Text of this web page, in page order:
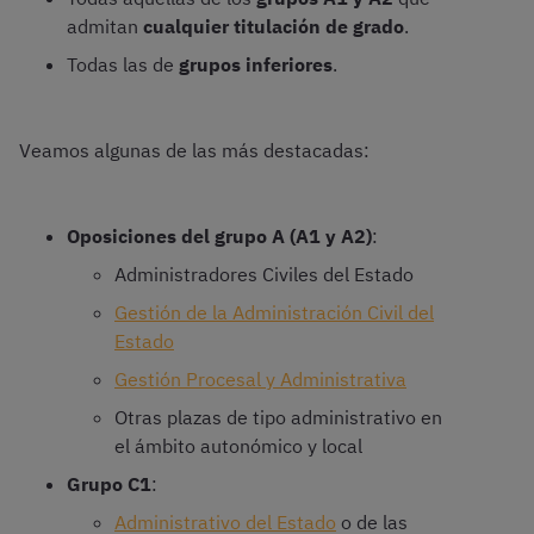
admitan cualquier titulación de grado.
Todas las de grupos inferiores.
Veamos algunas de las más destacadas:
Oposiciones del grupo A (A1 y A2):
Administradores Civiles del Estado
Gestión de la Administración Civil del
Estado
Gestión Procesal y Administrativa
Otras plazas de tipo administrativo en
el ámbito autonómico y local
Grupo C1:
Administrativo del Estado o de las